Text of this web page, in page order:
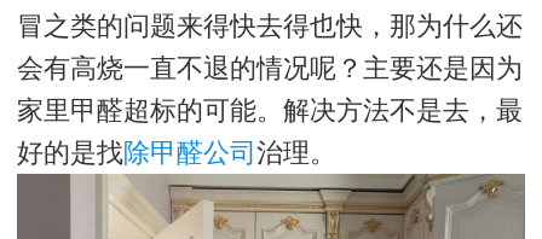
冒之类的问题来得快去得也快，那为什么还
会有高烧一直不退的情况呢？主要还是因为
家里甲醛超标的可能。解决方法不是去，最
好的是找除甲醛公司 治理。